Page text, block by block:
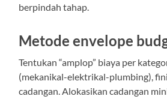
berpindah tahap.
Metode envelope
Tentukan “amplop” biaya per
(mekanikal-elektrikal-plumbing),
cadangan. Alokasikan cadangan